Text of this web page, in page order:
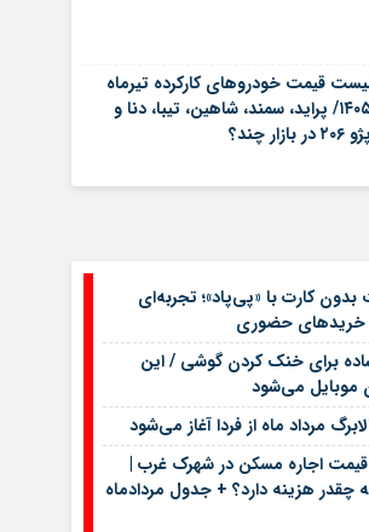
قیمت خودروهای کارکرده تیرماه
۱۴۰۵/ پراید، سمند، شاهین، تیبا، دنا و
پژو ۲۰۶ در بازار چند؟
بدون کارت با «پی‌پاد»؛ تجربه‌ای
خریدهای حضوری
ساده برای خنک کردن گوشی / این
موبایل می‌شود
مرداد ماه از فردا آغاز می‌شود
اجاره مسکن در شهرک غرب |
چقدر هزینه دارد؟ + جدول مردادماه